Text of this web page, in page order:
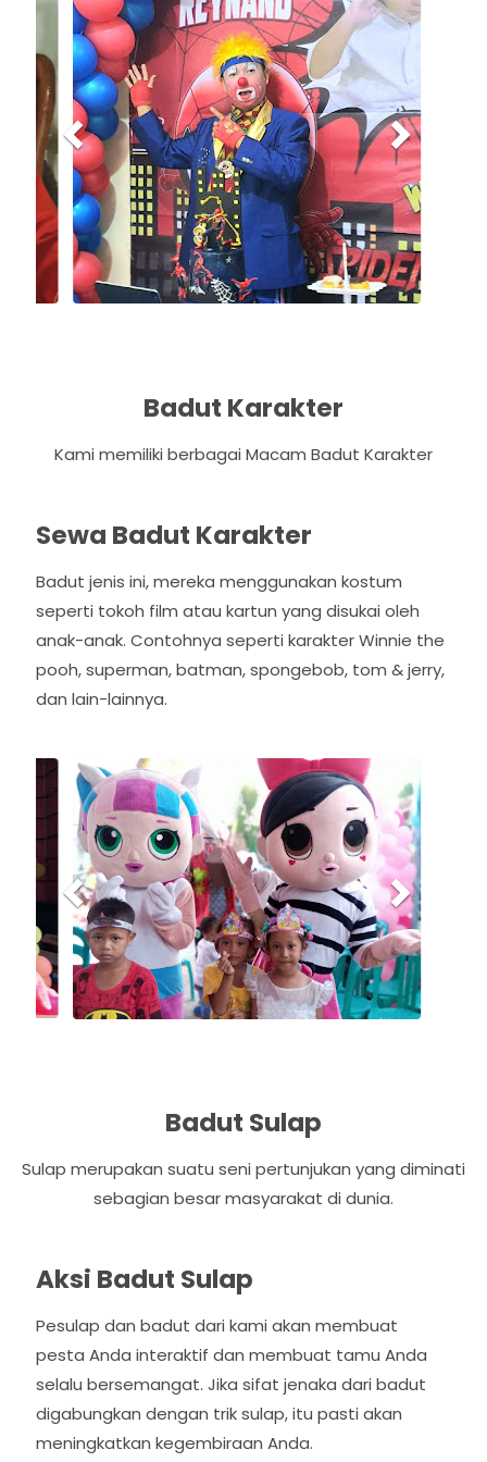
e
v
i
o
u
s
x
t
Badut Karakter
Kami memiliki berbagai Macam Badut Karakter
Sewa Badut Karakter
Badut jenis ini, mereka menggunakan kostum
seperti tokoh film atau kartun yang disukai oleh
anak-anak. Contohnya seperti karakter Winnie the
pooh, superman, batman, spongebob, tom & jerry,
dan lain-lainnya.
P
r
e
v
i
o
u
s
N
e
x
t
Badut Sulap
Sulap merupakan suatu seni pertunjukan yang diminati
sebagian besar masyarakat di dunia.
Aksi Badut Sulap
Pesulap dan badut dari kami akan membuat
pesta Anda interaktif dan membuat tamu Anda
selalu bersemangat. Jika sifat jenaka dari badut
digabungkan dengan trik sulap, itu pasti akan
meningkatkan kegembiraan Anda.